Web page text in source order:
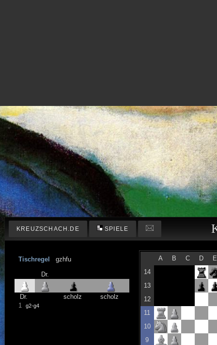
KREUZSCHACH.DE SPIELE
Tischregel gzhfu
Dr.
Dr.
scholz
scholz
1
g2-g4
A B C D
E
14
13
12
11
10
9